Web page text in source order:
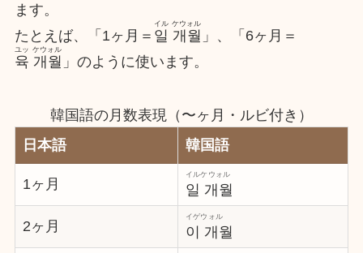
ます。
たとえば、「1ヶ月＝ 일 개월
イル ケウォル
」、「6ヶ月＝
육 개월
ユッ ケウォル
」のように使います。
韓国語の月数表現（〜ヶ月・ルビ付き）
日本語
韓国語
1ヶ月 일 개월
イルケウォル
2ヶ月 이 개월
イゲウォル